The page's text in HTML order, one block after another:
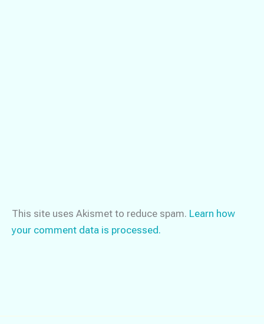
This site uses Akismet to reduce spam. Learn how
your comment data is processed.